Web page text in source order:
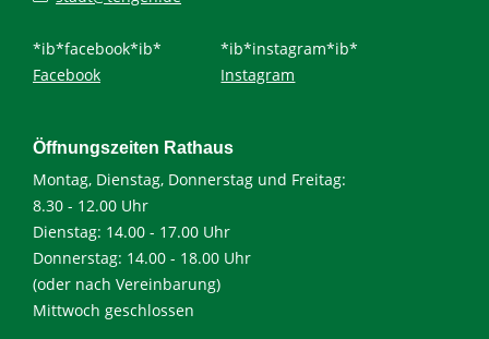
*ib*facebook*ib*
Facebook
*ib*instagram*ib*
Instagram
Öffnungszeiten Rathaus
Montag, Dienstag, Donnerstag und Freitag:
8.30 - 12.00 Uhr
Dienstag: 14.00 - 17.00 Uhr
Donnerstag: 14.00 - 18.00 Uhr
(oder nach Vereinbarung)
Mittwoch geschlossen